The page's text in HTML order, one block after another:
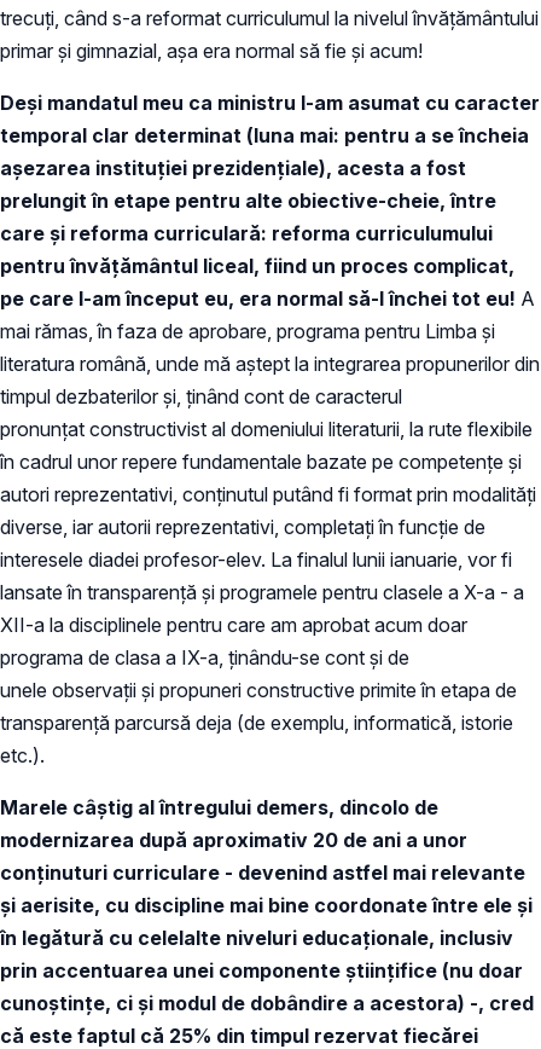
trecuți, când s-a reformat curriculumul la nivelul învățământului
primar și gimnazial, așa era normal să fie și acum!
Deși mandatul meu ca ministru l-am asumat cu caracter
temporal clar determinat (luna mai: pentru a se încheia
așezarea instituției prezidențiale), acesta a fost
prelungit în etape pentru alte obiective-cheie, între
care și reforma curriculară: reforma curriculumului
pentru învățământul liceal, fiind un proces complicat,
pe care l-am început eu, era normal să-l închei tot eu! A
mai rămas, în faza de aprobare, programa pentru Limba și
literatura română, unde mă aștept la integrarea propunerilor din
timpul dezbaterilor și, ținând cont de caracterul
pronunțat constructivist al domeniului literaturii, la rute flexibile
în cadrul unor repere fundamentale bazate pe competențe și
autori reprezentativi, conținutul putând fi format prin modalități
diverse, iar autorii reprezentativi, completați în funcție de
interesele diadei profesor-elev. La finalul lunii ianuarie, vor fi
lansate în transparență și programele pentru clasele a X-a - a
XII-a la disciplinele pentru care am aprobat acum doar
programa de clasa a IX-a, ținându-se cont și de
unele observații și propuneri constructive primite în etapa de
transparență parcursă deja (de exemplu, informatică, istorie
etc.).
Marele câștig al întregului demers, dincolo de
modernizarea după aproximativ 20 de ani a unor
conținuturi curriculare - devenind astfel mai relevante
și aerisite, cu discipline mai bine coordonate între ele și
în legătură cu celelalte niveluri educaționale, inclusiv
prin accentuarea unei componente științifice (nu doar
cunoștințe, ci și modul de dobândire a acestora) -, cred
că este faptul că 25% din timpul rezervat fiecărei